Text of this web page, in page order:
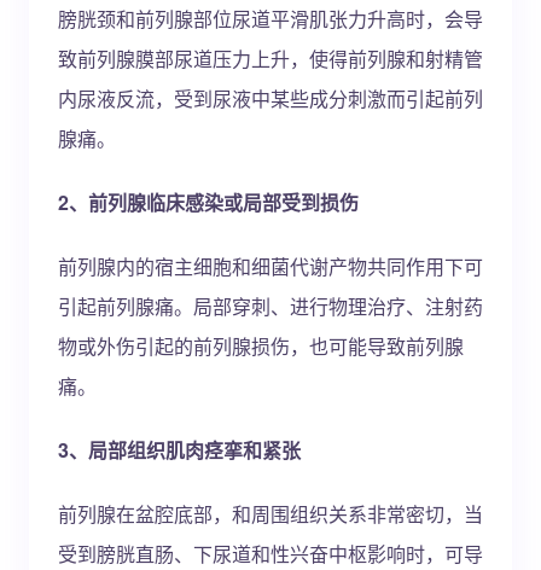
膀胱颈和前列腺部位尿道平滑肌张力升高时，会导
致前列腺膜部尿道压力上升，使得前列腺和射精管
内尿液反流，受到尿液中某些成分刺激而引起前列
腺痛。
2、前列腺临床感染或局部受到损伤
前列腺内的宿主细胞和细菌代谢产物共同作用下可
引起前列腺痛。局部穿刺、进行物理治疗、注射药
物或外伤引起的前列腺损伤，也可能导致前列腺
痛。
3、局部组织肌肉痉挛和紧张
前列腺在盆腔底部，和周围组织关系非常密切，当
受到膀胱直肠、下尿道和性兴奋中枢影响时，可导